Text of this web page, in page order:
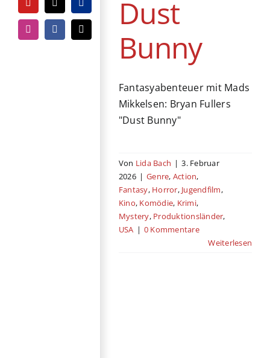
YouTubeTiktokPayPal
InstagramFacebook
E-
Mail
Dust
Bunny
Fantasyabenteuer mit Mads
Mikkelsen: Bryan Fullers
"Dust Bunny"
Von Lida Bach | 3. Februar
2026 | Genre, Action,
Fantasy, Horror, Jugendfilm,
Kino, Komödie, Krimi,
Mystery, Produktionsländer,
USA | 0 Kommentare
Weiterlesen